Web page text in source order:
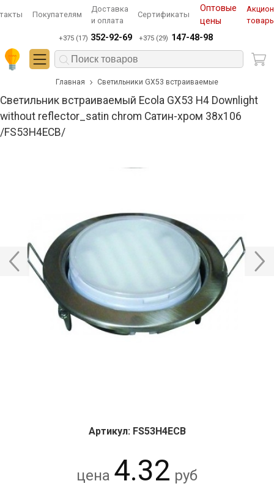
Покупателям
Доставка
и оплата
Сертификаты
Оптовые
цены
+375 (17) 352-92-69 +375 (29) 147-48-98
Главная Светильники GX53 встраиваемые
Светильник встраиваемый Ecola GX53 H4 Downlight
without reflector_satin chrom Сатин-хром 38х106
/FS53H4ECB/
Артикул: FS53H4ECB
цена 4.32 руб